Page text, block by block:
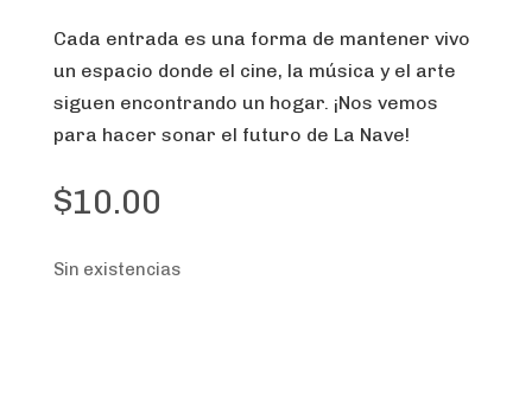
Cada entrada es una forma de mantener vivo
un espacio donde el cine, la música y el arte
siguen encontrando un hogar. ¡Nos vemos
para hacer sonar el futuro de La Nave!
$10.00
Sin existencias